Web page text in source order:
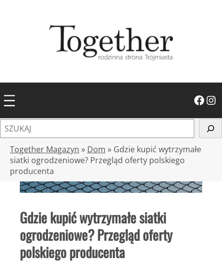
Facebook Instagram
z
Together Magazyn » Dom » Gdzie kupić wytrzymałe
siatki ogrodzeniowe? Przegląd oferty polskiego
producenta
Gdzie kupić wytrzymałe siatki
ogrodzeniowe? Przegląd oferty
polskiego producenta